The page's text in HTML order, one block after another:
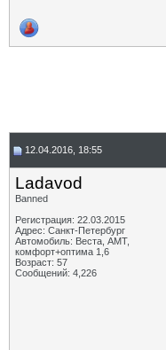
12.04.2016, 18:55
Ladavod
Banned
Регистрация: 22.03.2015
Адрес: Санкт-Петербург
Автомобиль: Веста, АМТ,
комфорт+оптима 1,6
Возраст: 57
Сообщений: 4,226